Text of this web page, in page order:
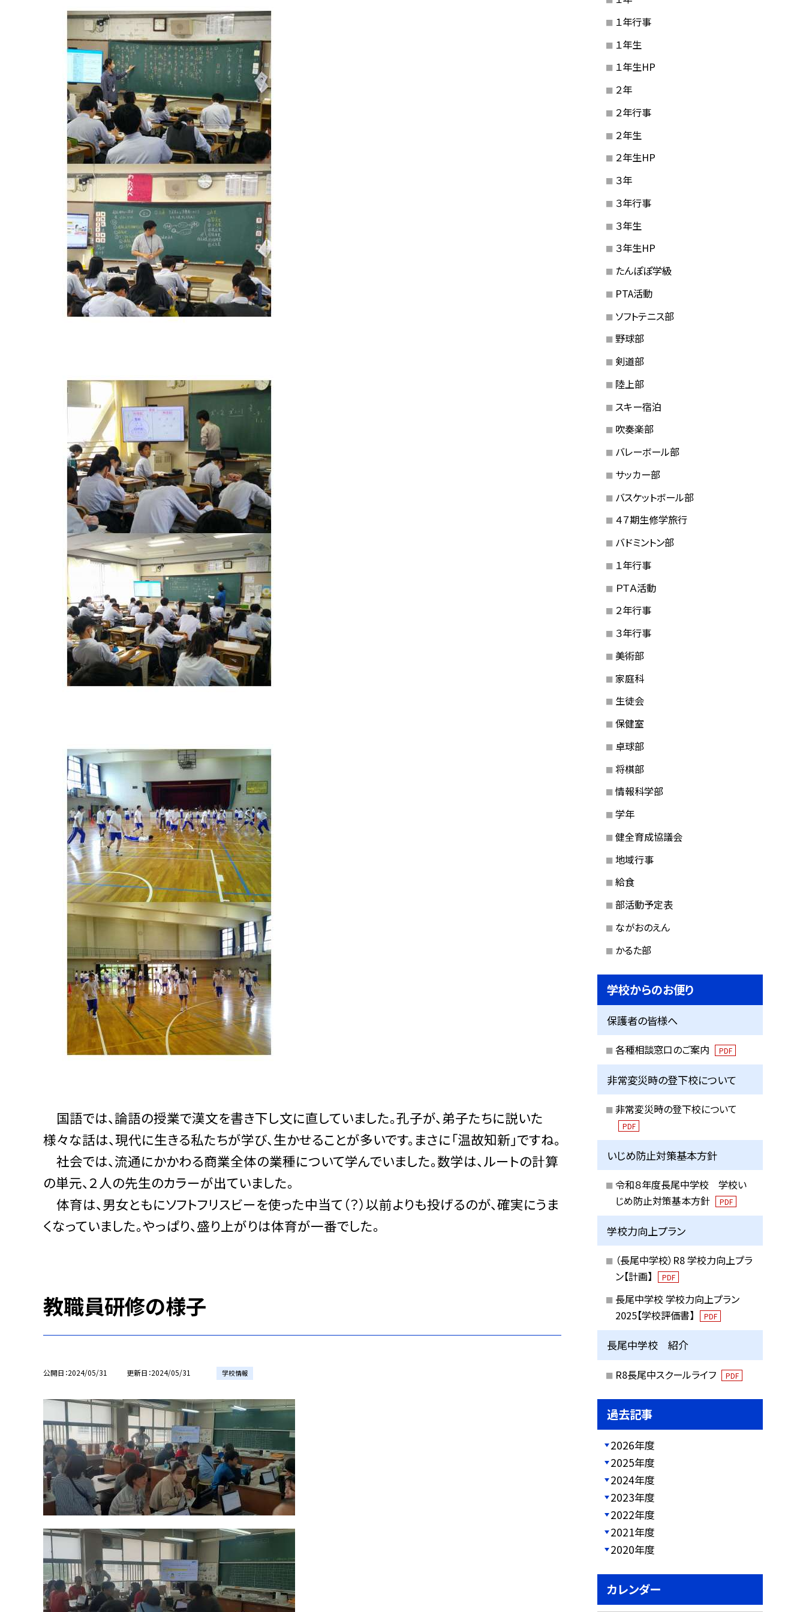
国語では、論語の授業で漢文を書き下し文に直していました。孔子が、弟子たちに説いた
様々な話は、現代に生きる私たちが学び、生かせることが多いです。まさに「温故知新」ですね。
社会では、流通にかかわる商業全体の業種について学んでいました。数学は、ルートの計算
の単元、２人の先生のカラーが出ていました。
体育は、男女ともにソフトフリスビーを使った中当て（？）以前よりも投げるのが、確実にうま
くなっていました。やっぱり、盛り上がりは体育が一番でした。
教職員研修の様子
公開日 2024/05/31 更新日 2024/05/31 学校情報
１年行事
１年生
１年生HP
２年
２年行事
２年生
２年生HP
３年
３年行事
３年生
３年生HP
たんぽぽ学級
PTA活動
ソフトテニス部
野球部
剣道部
陸上部
スキー宿泊
吹奏楽部
バレーボール部
サッカー部
バスケットボール部
４７期生修学旅行
バドミントン部
１年行事
ＰＴＡ活動
２年行事
３年行事
美術部
家庭科
生徒会
保健室
卓球部
将棋部
情報科学部
学年
健全育成協議会
地域行事
給食
部活動予定表
ながおのえん
かるた部
学校からのお便り
保護者の皆様へ
各種相談窓口のご案内 PDF
非常変災時の登下校について
非常変災時の登下校について
PDF
いじめ防止対策基本方針
令和８年度長尾中学校 学校い
じめ防止対策基本方針
PDF
学校力向上プラン
（長尾中学校）R8 学校力向上プラ
ン【計画】
PDF
長尾中学校 学校力向上プラン
2025【学校評価書】
PDF
長尾中学校 紹介
R8長尾中スクールライフ PDF
過去記事
2026年度
2025年度
2024年度
2023年度
2022年度
2021年度
2020年度
カレンダー